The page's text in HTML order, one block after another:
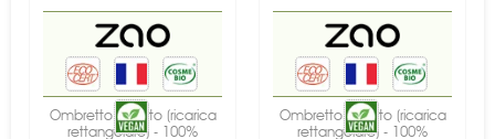
Ombretto perlato (ricarica
rettangolare) - 100%
Ombretto perlato (ricarica
rettangolare) - 100%